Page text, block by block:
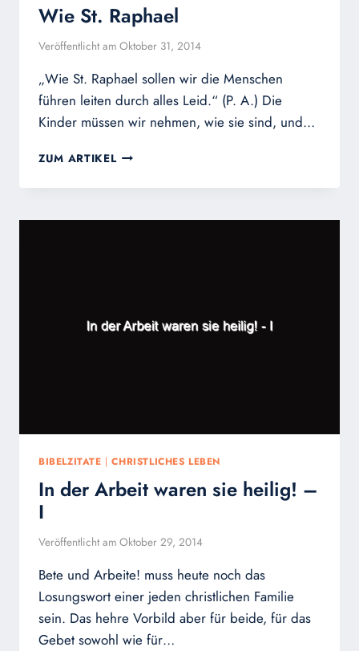
Wie St. Raphael
Veröffentlicht am Oktober 31, 2014
„Wie St. Raphael sollen wir die Menschen
führen leiten durch alles Leid.“ (P. A.) Die
Kinder müssen wir nehmen, wie sie sind, und…
ZUM ARTIKEL WIE
RAPHAEL
BIBELZITATE |CHRISTLICHES LEBEN
In der Arbeit waren sie heilig! –
I
Veröffentlicht am Oktober 29, 2014
Bete und Arbeite! muss heute noch das
Losungswort einer jeden christlichen Familie
sein. Das hehre Vorbild aber für beide, für das
Gebet sowohl wie für…